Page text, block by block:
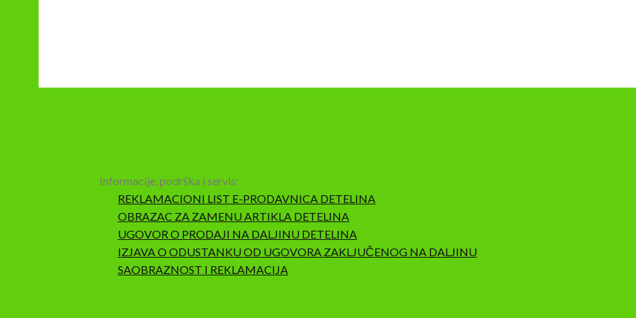
Informacije, podrška i servis:
REKLAMACIONI LIST E-PRODAVNICA DETELINA
OBRAZAC ZA ZAMENU ARTIKLA DETELINA
UGOVOR O PRODAJI NA DALJINU DETELINA
IZJAVA O ODUSTANKU OD UGOVORA ZAKLJUČENOG NA DALJINU
SAOBRAZNOST I REKLAMACIJA